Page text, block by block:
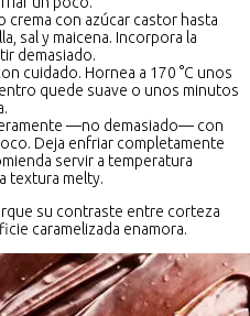
crema con azúcar castor hasta
sal y maicena. Incorpora la
demasiado.
cuidado. Hornea a 170 °C unos
quede suave o unos minutos
—no demasiado— con
Deja enfriar completamente
servir a temperatura
textura melty.
su contraste entre corteza
caramelizada enamora.